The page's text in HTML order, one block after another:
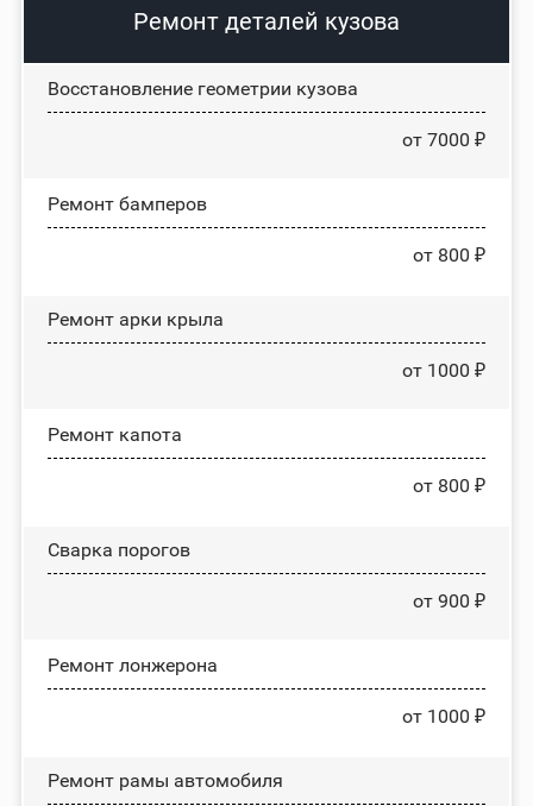
Ремонт деталей кузова
Восстановление геометрии кузова
от 7000 ₽
Ремонт бамперов
от 800 ₽
Ремонт арки крыла
от 1000 ₽
Ремонт капота
от 800 ₽
Сварка порогов
от 900 ₽
Ремонт лонжерона
от 1000 ₽
Ремонт рамы автомобиля